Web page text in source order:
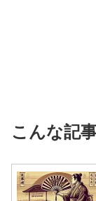
こんな記